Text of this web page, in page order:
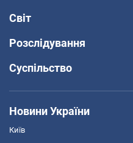
Світ
Розслідування
Суспільство
Новини України
Київ